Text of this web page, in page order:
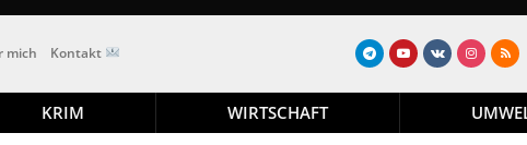
mich Kontakt
KRIM WIRTSCHAFT